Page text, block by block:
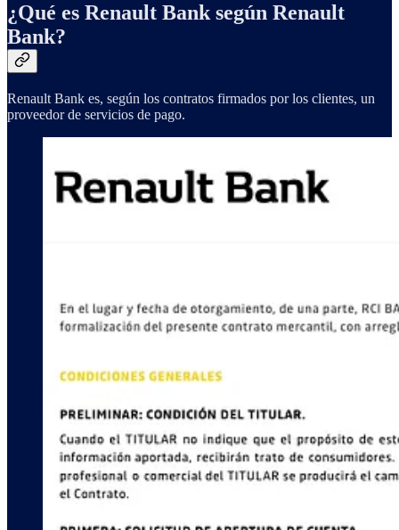
¿Qué es Renault Bank según Renault
Bank?
Renault Bank es, según los contratos firmados por los clientes, un
proveedor de servicios de pago.